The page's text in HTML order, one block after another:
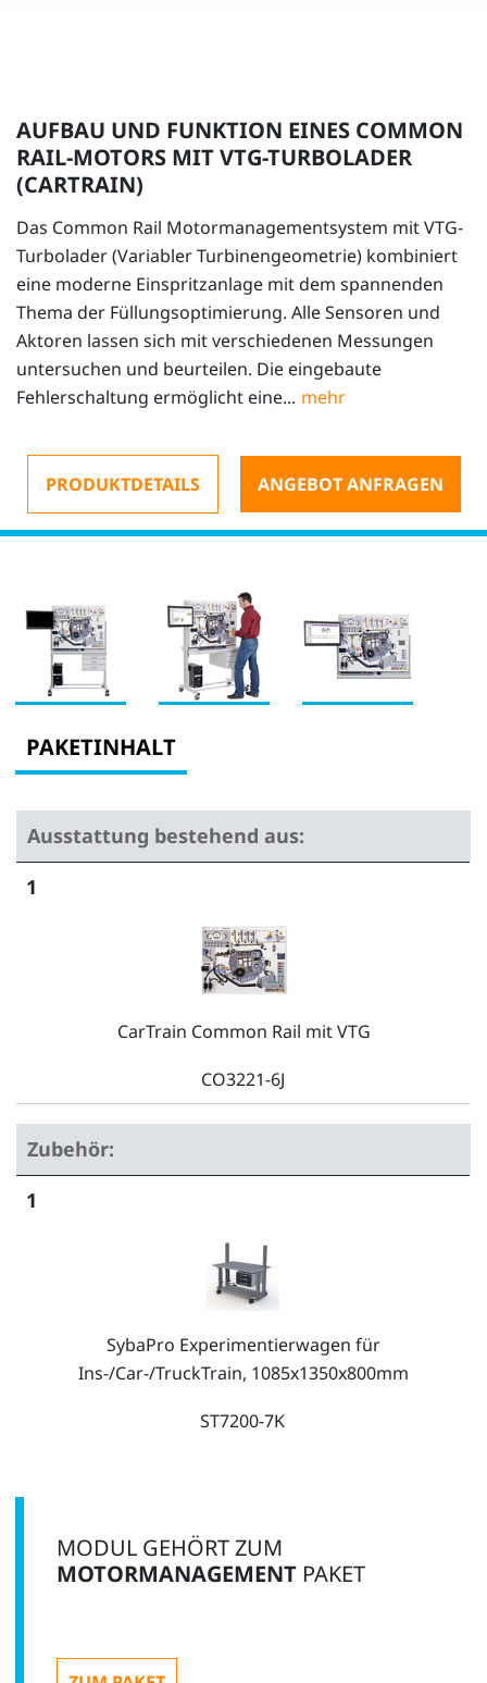
AUFBAU UND FUNKTION EINES COMMON
RAIL-MOTORS MIT VTG-TURBOLADER
(CARTRAIN)
Das Common Rail Motormanagementsystem mit VTG-
Turbolader (Variabler Turbinengeometrie) kombiniert
eine moderne Einspritzanlage mit dem spannenden
Thema der Füllungsoptimierung. Alle Sensoren und
Aktoren lassen sich mit verschiedenen Messungen
untersuchen und beurteilen. Die eingebaute
Fehlerschaltung ermöglicht eine...
PRODUKTDETAILS ANGEBOT ANFRAGEN
PAKETINHALT
Ausstattung bestehend aus:
1
CarTrain Common Rail mit VTG
CO3221-6J
Zubehör:
1
SybaPro Experimentierwagen für
Ins-/Car-/TruckTrain, 1085x1350x800mm
ST7200-7K
MODUL GEHÖRT ZUM
MOTORMANAGEMENTPAKET